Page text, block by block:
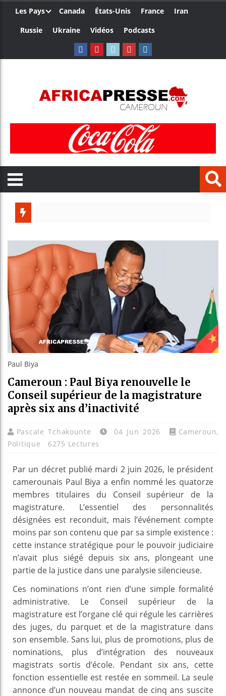
Les Pays Canada États-Unis France
Iran
Russie
Ukraine Vidéos Podcasts
Bénin
Paul Biya
Cameroun : Paul Biya renouvelle le
Conseil supérieur de la magistrature
après six ans d’inactivité
Pascale Tchakounte 04 Jun 2026 Cameroun,
Politique
6275 Lectures
Par un décret publié mardi 2 juin 2026, le président
camerounais Paul Biya a enfin nommé les quatorze
membres titulaires du Conseil supérieur de la
magistrature. L’essentiel des personnalités
désignées est reconduit, mais l’événement compte
moins par son contenu que par sa simple existence :
cette instance stratégique pour le pouvoir judiciaire
n’avait plus siégé depuis six ans, plongeant une
partie de la justice dans une paralysie silencieuse.
Ces nominations n’ont rien d’une simple formalité
administrative. Le Conseil supérieur de la
magistrature est l’organe clé qui régule les carrières
des juges, du parquet et de la magistrature dans
son ensemble. Sans lui, plus de promotions, plus de
nominations, plus d’intégration des nouveaux
magistrats sortis d’école. Pendant six ans, cette
fonction essentielle est restée en sommeil. La seule
annonce d’un nouveau mandat de cinq ans suscite